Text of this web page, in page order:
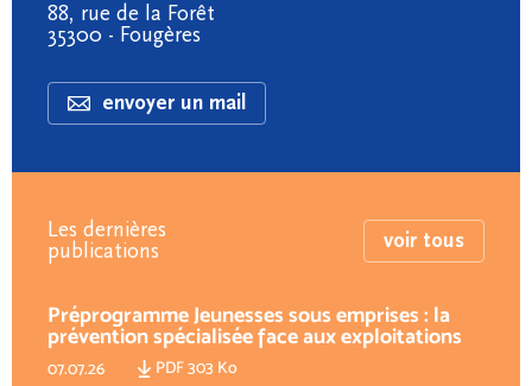
88, rue de la Forêt
35300 - Fougères
envoyer un mail
Les dernières
publications
voir tous
Préprogramme Jeunesses sous emprises : la
prévention spécialisée face aux exploitations
07.07.26 PDF 303 Ko